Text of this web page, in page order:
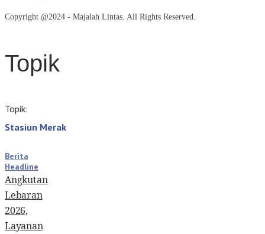
Copyright @2024 - Majalah Lintas. All Rights Reserved.
Topik
Topik:
Stasiun Merak
Berita
Headline
Angkutan
Lebaran
2026,
Layanan